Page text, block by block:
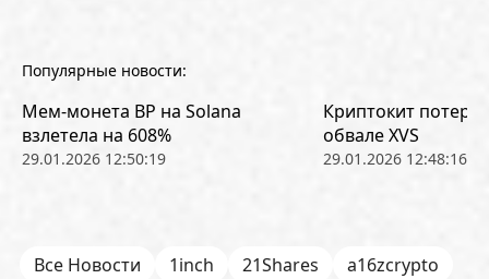
Популярные новости:
Мем-монета BP на Solana
взлетела на 608%
29.01.2026 12:50:19
Криптокит
обвале XVS
29.01.2026 12:48:16
Все Новости 1inch 21Shares
a16zcrypto